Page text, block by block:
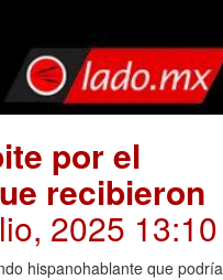
por el
recibieron
2025 13:10
hispanohablante que podría